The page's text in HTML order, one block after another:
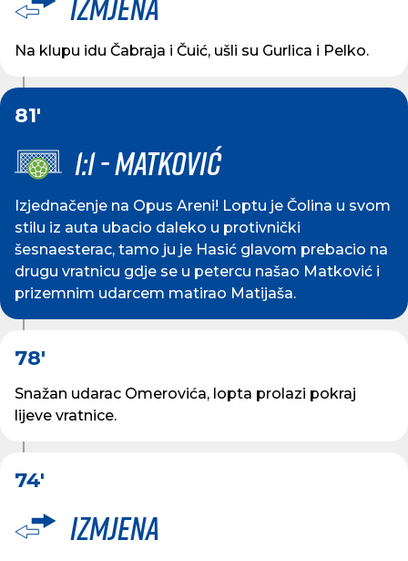
Na klupu idu Čabraja i Čuić, ušli su Gurlica i Pelko.
81'
1:1 - MATKOVIĆ
Izjednačenje na Opus Areni! Loptu je Čolina u svom
stilu iz auta ubacio daleko u protivnički
šesnaesterac, tamo ju je Hasić glavom prebacio na
drugu vratnicu gdje se u petercu našao Matković i
prizemnim udarcem matirao Matijaša.
78'
Snažan udarac Omerovića, lopta prolazi pokraj
lijeve vratnice.
74'
Izmjena